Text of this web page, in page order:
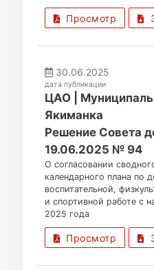
Просмотр
30.06.2025
дата публикации
ЦАО |
Якиманка
Решение Совета
19.06.2025 № 94
О согласовании
календарного плана по
воспитательной,
и спортивной работе с
2025 года
Просмотр